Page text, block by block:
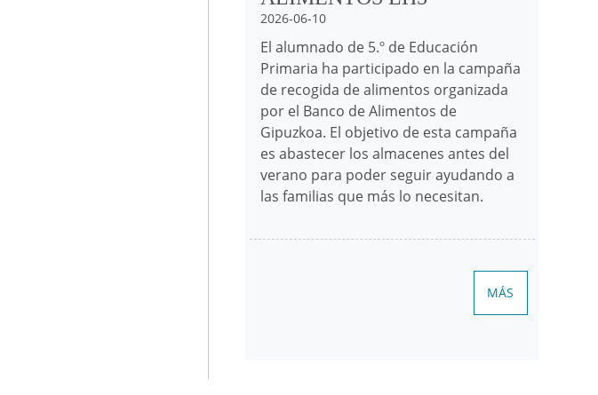
2026-06-10
El alumnado de 5.º de Educación
Primaria ha participado en la campaña
de recogida de alimentos organizada
por el Banco de Alimentos de
Gipuzkoa. El objetivo de esta campaña
es abastecer los almacenes antes del
verano para poder seguir ayudando a
las familias que más lo necesitan.
MÁS